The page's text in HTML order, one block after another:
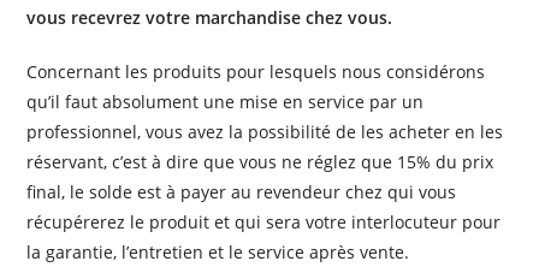
vous recevrez votre marchandise chez vous.
Concernant les produits pour lesquels nous considérons
qu’il faut absolument une mise en service par un
professionnel, vous avez la possibilité de les acheter en les
réservant, c’est à dire que vous ne réglez que 15% du prix
final, le solde est à payer au revendeur chez qui vous
récupérerez le produit et qui sera votre interlocuteur pour
la garantie, l’entretien et le service après vente.